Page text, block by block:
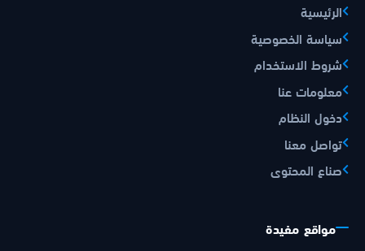
الرئيسية
سياسة الخصوصية
شروط الاستخدام
معلومات عنا
دخول النظام
تواصل معنا
صناع المحتوى
مواقع مفيدة